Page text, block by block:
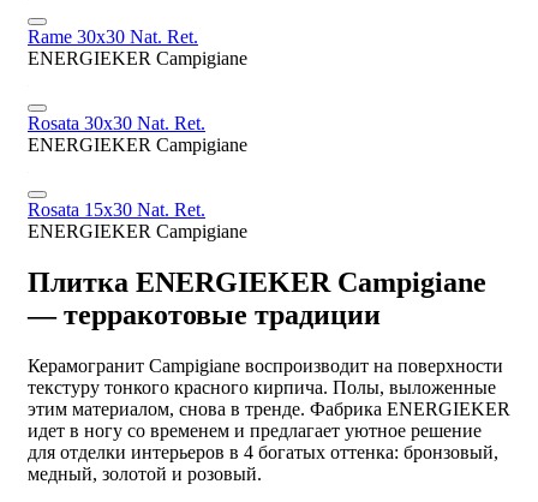
Rame 30x30 Nat. Ret.
ENERGIEKER Campigiane
Rosata 30x30 Nat. Ret.
ENERGIEKER Campigiane
Rosata 15x30 Nat. Ret.
ENERGIEKER Campigiane
Плитка ENERGIEKER Campigiane
— терракотовые традиции
Керамогранит Campigiane воспроизводит на поверхности
текстуру тонкого красного кирпича. Полы, выложенные
этим материалом, снова в тренде. Фабрика ENERGIEKER
идет в ногу со временем и предлагает уютное решение
для отделки интерьеров в 4 богатых оттенка: бронзовый,
медный, золотой и розовый.